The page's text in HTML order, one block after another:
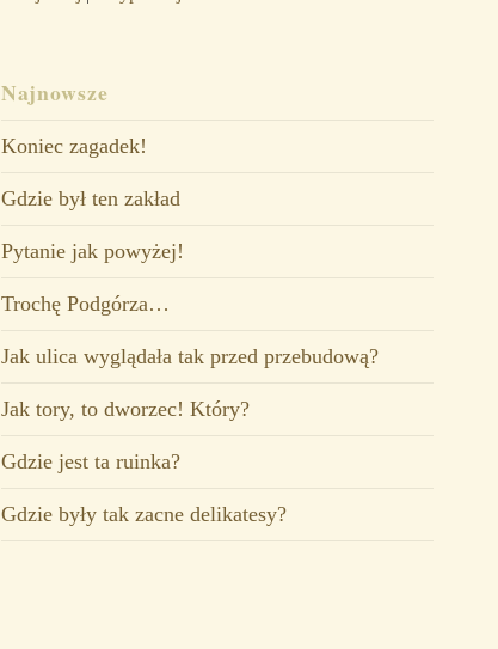
Najnowsze
Koniec zagadek!
Gdzie był ten zakład
Pytanie jak powyżej!
Trochę Podgórza…
Jak ulica wyglądała tak przed przebudową?
Jak tory, to dworzec! Który?
Gdzie jest ta ruinka?
Gdzie były tak zacne delikatesy?